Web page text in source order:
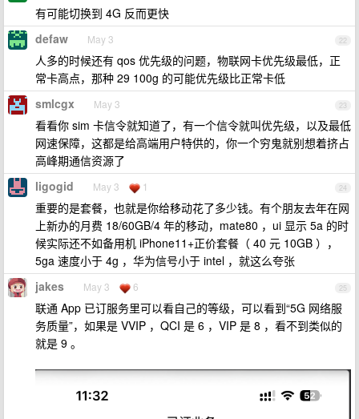
有可能切换到 4G 反而更快
22
defaw May 3
人多的时候还有 qos 优先级的问题，物联网卡优先级最低，正
常卡高点，那种 29 100g 的可能优先级比正常卡低
23
smlcgx May 3
看看你 sim 卡信令就知道了，有一个信令就叫优先级，以及最低
网速保障，这都是给高端用户特供的，你一个穷鬼就别想着挤占
高峰期通信资源了
24
ligogid May 3 1
重要的是套餐，也就是你给移动花了多少钱。有个朋友去年在网
上新办的月费 18/60GB/4 年的移动，mate80 ，ui 显示 5a 的时
候实际还不如备用机 iPhone11+正价套餐（ 40 元 10GB ），
5ga 速度小于 4g ，华为信号小于 intel ，就这么夸张
25
jakes May 3 6
联通 App 已订服务里可以看自己的等级，可以看到“5G 网络服
务质量”，如果是 VVIP ，QCI 是 6 ，VIP 是 8 ，看不到类似的
就是 9 。